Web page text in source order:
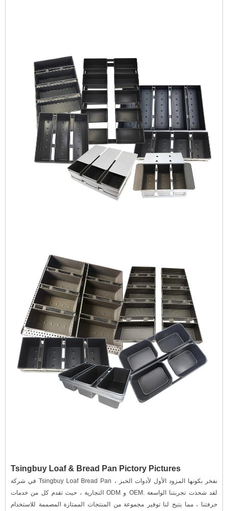
Tsingbuy Loaf & Bread Pan Pictory Pictures
في شركة Tsingbuy Loaf Bread Pan ، نفخر بكونها المزود الأول لأدوات الخبز
التجارية ، حيث تقدم كل من خدمات ODM و OEM. لقد شحذت تجربتنا الواسعة
حرفتنا ، مما يتيح لنا توفير مجموعة من المنتجات الممتازة المصممة للاستخدام